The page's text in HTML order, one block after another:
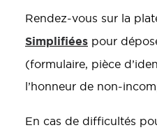
Rendez-vous sur la
Simplifiées pour
(formulaire, pièce
l’honneur de non-
En cas de difficultés